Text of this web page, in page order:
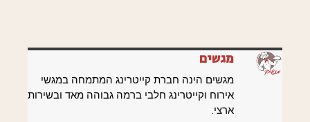
מגשים
מגשים הינה חברת קייטרינג המתמחה במגשי
אירוח וקייטרינג חלבי ברמה גבוהה מאד ובשירות
ארצי.